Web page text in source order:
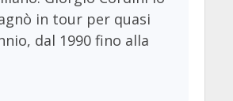
in tour per quasi
dal 1990 fino alla